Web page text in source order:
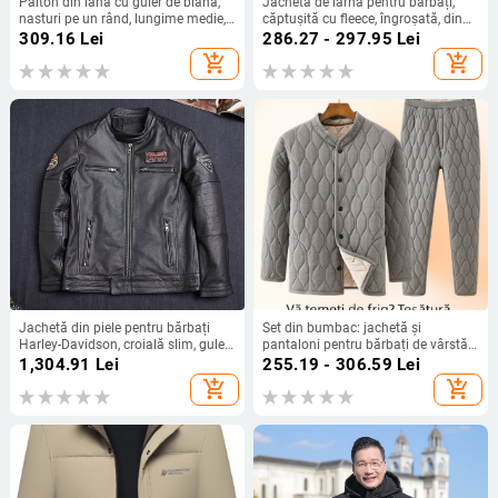
nasturi pe un rând, lungime medie,
gros
309.16 Lei
add_shopping_cart
căptușită cu fleece, îngroșată, din
fleece de miel, extrem de rece și
caldă, pentru tați de vârstă mijlocie
și vârstnici, de dimensiuni mari din
286.27 - 297.95 Lei
add_shopping_cart
Jachetă din piele pentru bărbați
Harley-Davidson, croială slim, guler
înalt, din piele naturală de primul
strat, aspect uzat
1,304.91 Lei
add_shopping_cart
Set din bumbac: jachetă și
pantaloni pentru bărbați de vârstă
mijlocie și în vârstă, cu căptușeală
de fleece, haine de casă de iarnă.
255.19 - 306.59 Lei
add_shopping_cart